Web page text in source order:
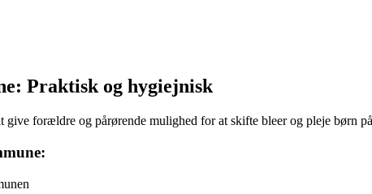
Praktisk og hygiejnisk
give forældre og pårørende mulighed for at skifte bleer og pleje børn